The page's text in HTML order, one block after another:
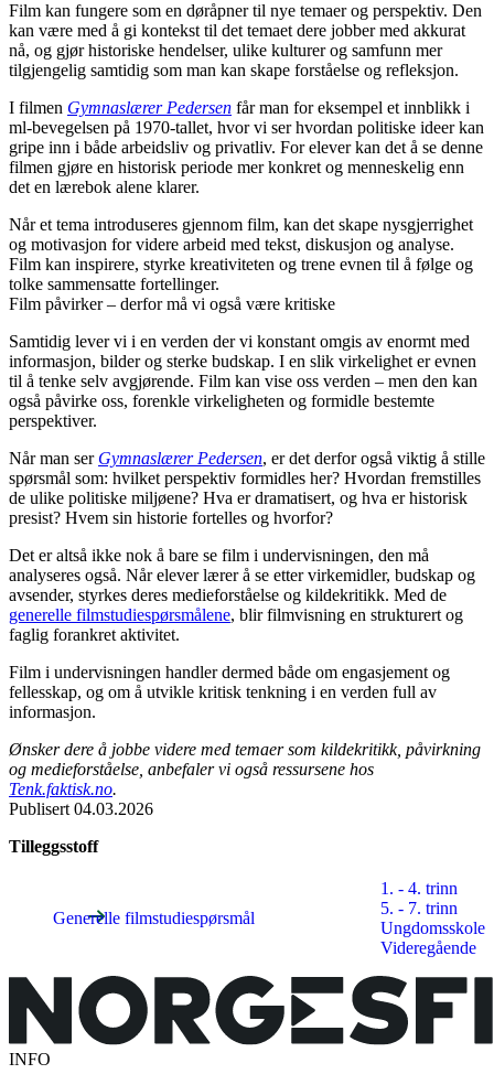
Film kan fungere som en døråpner til nye temaer og perspektiv. Den
kan være med å gi kontekst til det temaet dere jobber med akkurat
nå, og gjør historiske hendelser, ulike kulturer og samfunn mer
tilgjengelig samtidig som man kan skape forståelse og refleksjon.
I filmen Gymnaslærer Pedersen får man for eksempel et innblikk i
ml-bevegelsen på 1970-tallet, hvor vi ser hvordan politiske ideer kan
gripe inn i både arbeidsliv og privatliv. For elever kan det å se denne
filmen gjøre en historisk periode mer konkret og menneskelig enn
det en lærebok alene klarer.
Når et tema introduseres gjennom film, kan det skape nysgjerrighet
og motivasjon for videre arbeid med tekst, diskusjon og analyse.
Film kan inspirere, styrke kreativiteten og trene evnen til å følge og
tolke sammensatte fortellinger.
Film påvirker – derfor må vi også være kritiske
Samtidig lever vi i en verden der vi konstant omgis av enormt med
informasjon, bilder og sterke budskap. I en slik virkelighet er evnen
til å tenke selv avgjørende. Film kan vise oss verden – men den kan
også påvirke oss, forenkle virkeligheten og formidle bestemte
perspektiver.
Når man ser Gymnaslærer Pedersen, er det derfor også viktig å stille
spørsmål som: hvilket perspektiv formidles her? Hvordan fremstilles
de ulike politiske miljøene? Hva er dramatisert, og hva er historisk
presist? Hvem sin historie fortelles og hvorfor?
Det er altså ikke nok å bare se film i undervisningen, den må
analyseres også. Når elever lærer å se etter virkemidler, budskap og
avsender, styrkes deres medieforståelse og kildekritikk. Med de
generelle filmstudiespørsmålene, blir filmvisning en strukturert og
faglig forankret aktivitet.
Film i undervisningen handler dermed både om engasjement og
fellesskap, og om å utvikle kritisk tenkning i en verden full av
informasjon.
Ønsker dere å jobbe videre med temaer som kildekritikk, påvirkning
og medieforståelse, anbefaler vi også ressursene hos
Tenk.faktisk.no.
Publisert 04.03.2026
Tilleggsstoff
Generelle filmstudiespørsmål
1. - 4. trinn
5. - 7. trinn
Ungdomsskole
Videregående
INFO